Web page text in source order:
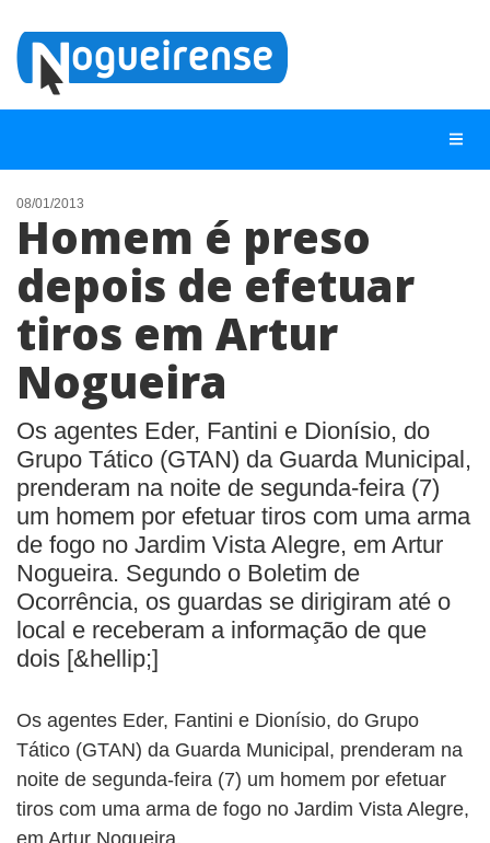
NOTÍCIAS
LISTA DIGITAL
TELEFONES ÚTEIS
CONTATO
ANUNCIE
BUSCAR
08/01/2013
Homem é preso
depois de efetuar
tiros em Artur
Nogueira
Os agentes Eder, Fantini e Dionísio, do
Grupo Tático (GTAN) da Guarda Municipal,
prenderam na noite de segunda-feira (7)
um homem por efetuar tiros com uma arma
de fogo no Jardim Vista Alegre, em Artur
Nogueira. Segundo o Boletim de
Ocorrência, os guardas se dirigiram até o
local e receberam a informação de que
dois [&hellip;]
Os agentes Eder, Fantini e Dionísio, do Grupo
Tático (GTAN) da Guarda Municipal, prenderam na
noite de segunda-feira (7) um homem por efetuar
tiros com uma arma de fogo no Jardim Vista Alegre,
em Artur Nogueira.